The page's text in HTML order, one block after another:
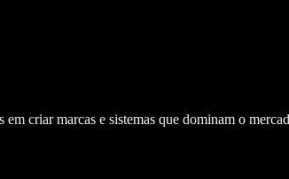
criar marcas e sistemas que dominam o